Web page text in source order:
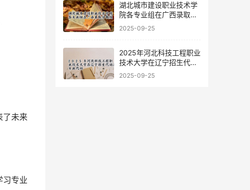
湖北城市建设职业技术学
院各专业组在广西录取分
数线
2025-09-25
2025年河北科技工程职业
技术大学在辽宁招生代码
及专业代码
2025-09-25